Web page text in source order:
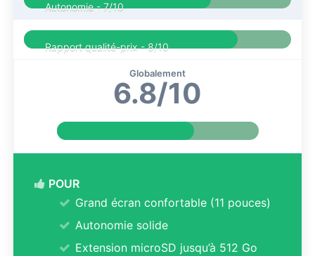
Autonomie -7/10
Rapport qualité-prix -8/10
Globalement
6.8/10
POUR
Grand écran confortable (11 pouces)
Autonomie solide
Extension microSD jusqu’à 512 Go